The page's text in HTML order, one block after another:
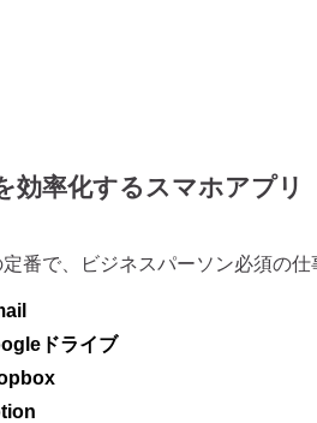
効率化するスマホアプリ
番で、ビジネスパーソン必須の
ドライブ